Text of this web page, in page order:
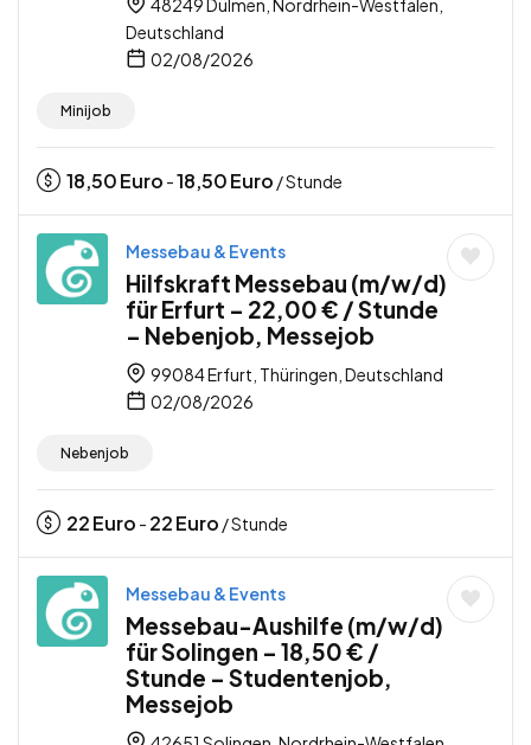
48249 Dülmen, Nordrhein-Westfalen,
Deutschland
02/08/2026
Minijob
18,50Euro -18,50Euro / Stunde
Messebau & Events
Hilfskraft Messebau (m/w/d)
für Erfurt – 22,00 € / Stunde
– Nebenjob, Messejob
99084 Erfurt, Thüringen, Deutschland
02/08/2026
Nebenjob
22Euro - 22Euro / Stunde
Messebau & Events
Messebau-Aushilfe (m/w/d)
für Solingen – 18,50 € /
Stunde – Studentenjob,
Messejob